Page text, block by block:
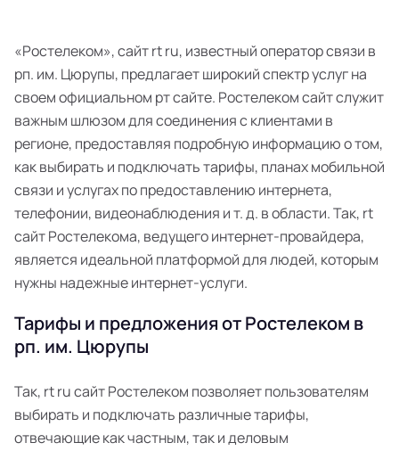
«Ростелеком», сайт rt ru, известный оператор связи в
рп. им. Цюрупы, предлагает широкий спектр услуг на
своем официальном рт сайте. Ростелеком сайт служит
важным шлюзом для соединения с клиентами в
регионе, предоставляя подробную информацию о том,
как выбирать и подключать тарифы, планах мобильной
связи и услугах по предоставлению интернета,
телефонии, видеонаблюдения и т. д. в области. Так, rt
сайт Ростелекома, ведущего интернет-провайдера,
является идеальной платформой для людей, которым
нужны надежные интернет-услуги.
Тарифы и предложения от Ростелеком в
рп. им. Цюрупы
Так, rt ru сайт Ростелеком позволяет пользователям
выбирать и подключать различные тарифы,
отвечающие как частным, так и деловым